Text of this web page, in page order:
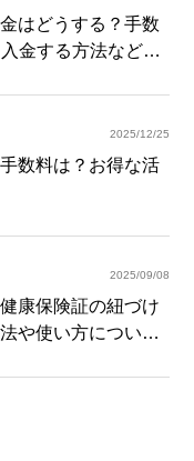
はどうする？手数
金する方法など紹
2025/12/25
数料は？お得な活
2025/09/08
康保険証の紐づけ
や使い方について